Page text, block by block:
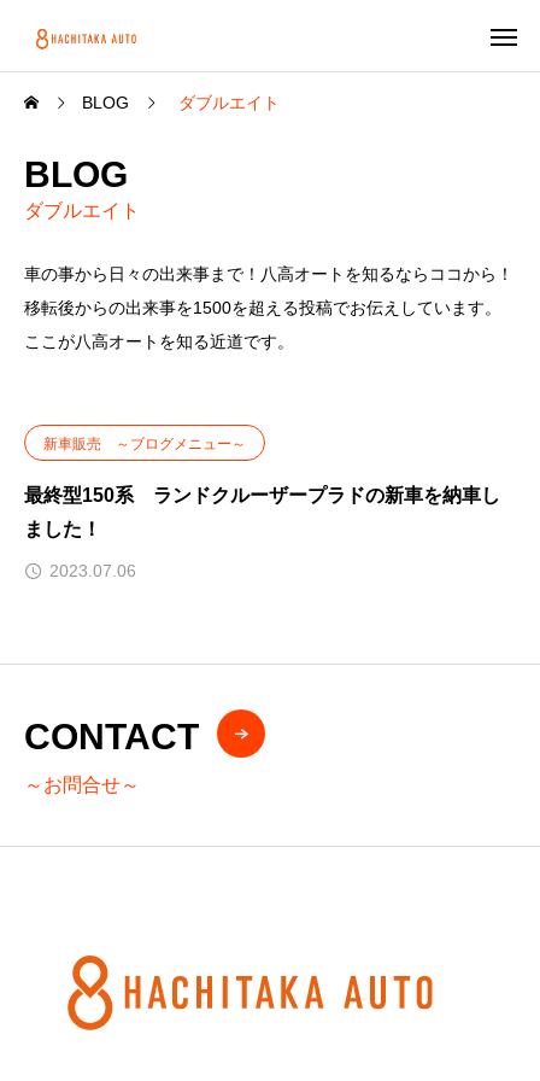
BLOG ダブルエイト
BLOG
ダブルエイト
車の事から日々の出来事まで！八高オートを知るならココから！
移転後からの出来事を1500を超える投稿でお伝えしています。
ここが八高オートを知る近道です。
新車販売 ～ブログメニュー～
最終型150系 ランドクルーザープラドの新車を納車し
ました！
2023.07.06
CONTACT
～お問合せ～